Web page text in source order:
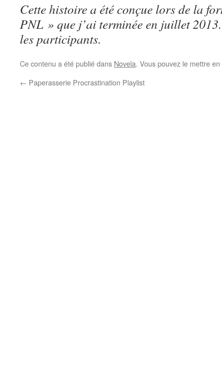
Cette histoire a été conçue lors de la
PNL » que j’ai terminée en juillet
les participants.
Ce contenu a été publié dans Novela. Vous pouvez le mettre
← Paperasserie Procrastination Playlist